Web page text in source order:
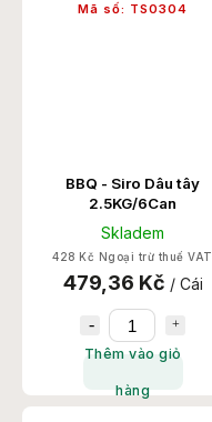
BBQ - Siro Dâu tây
2.5KG/6Can
Skladem
428 Kč Ngoại trừ thuế VAT
479,36 Kč / Cái
Thêm vào giỏ
hàng
Mã số: TS0304